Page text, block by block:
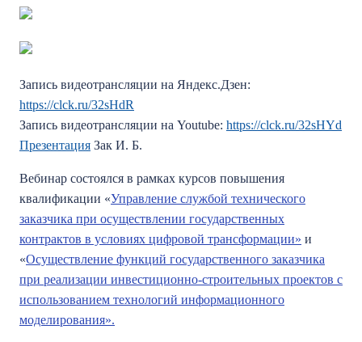
Запись видеотрансляции на Яндекс.Дзен:
https://clck.ru/32sHdR
Запись видеотрансляции на Youtube: https://clck.ru/32sHYd
Презентация Зак И. Б.
Вебинар состоялся в рамках курсов повышения
квалификации «Управление службой технического
заказчика при осуществлении государственных
контрактов в условиях цифровой трансформации» и
«Осуществление функций государственного заказчика
при реализации инвестиционно-строительных проектов с
использованием технологий информационного
моделирования».